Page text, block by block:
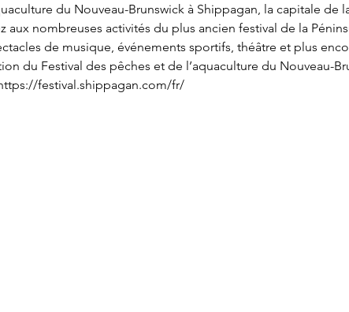
du Nouveau-Brunswick à Shippagan, la capitale de
aux nombreuses activités du plus ancien festival de la
de musique, événements sportifs, théâtre et plus
du Festival des pêches et de l’aquaculture du Nouveau-
festival.shippagan.com/fr/